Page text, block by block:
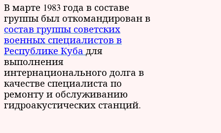
В марте 1983 года в составе
группы был откомандирован в
состав группы советских
военных специалистов в
Республике Куба для
выполнения
интернационального долга в
качестве специалиста по
ремонту и обслуживанию
гидроакустических станций.